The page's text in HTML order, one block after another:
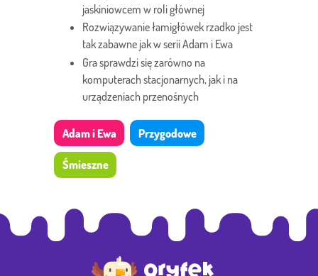
jaskiniowcem w roli głównej
Rozwiązywanie łamigłówek rzadko jest
tak zabawne jak w serii Adam i Ewa
Gra sprawdzi się zarówno na
komputerach stacjonarnych, jak i na
urządzeniach przenośnych
Adam i Ewa Przygodowe
Śmieszne